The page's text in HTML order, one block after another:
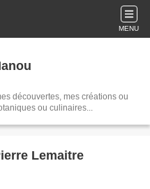
MENU
découvertes, mes créations ou
ou culinaires...
Lemaitre